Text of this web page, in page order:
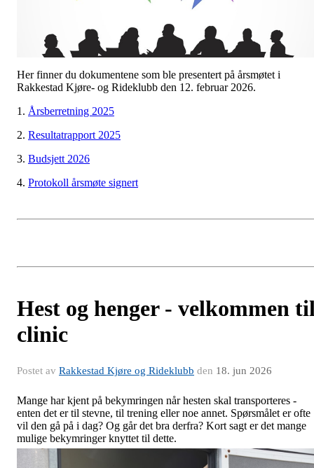
Her finner du dokumentene som ble presentert på årsmøtet i
Rakkestad Kjøre- og Rideklubb den 12. februar 2026.
1. Årsberretning 2025
2. Resultatrapport 2025
3. Budsjett 2026
4. Protokoll årsmøte signert
Hest og henger - velkommen
clinic
Postet av Rakkestad Kjøre og Rideklubb den 18. jun 2026
Mange har kjent på bekymringen når hesten skal transporteres -
enten det er til stevne, til trening eller noe annet. Spørsmålet er ofte
vil den gå på i dag? Og går det bra derfra? Kort sagt er det mange
mulige bekymringer knyttet til dette.